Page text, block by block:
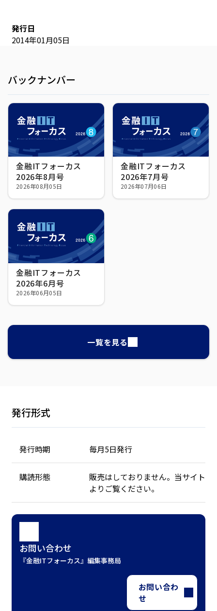
発行日
2014年01月05日
バックナンバー
金融ITフォーカス
2026年8月号
2026年08月05日
金融ITフォーカス
2026年7月号
2026年07月06日
金融ITフォーカス
2026年6月号
2026年06月05日
一覧を見る
発行形式
発行時期 毎月5日発行
購読形態
販売はしておりません。当サイト
よりご覧ください。
お問い合わせ
『金融ITフォーカス』編集事務局
お問い合わ
せ